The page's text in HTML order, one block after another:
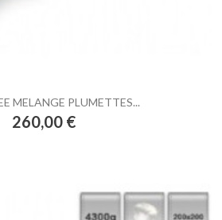
MELANGE PLUMETTES...
Prix
260,00 €